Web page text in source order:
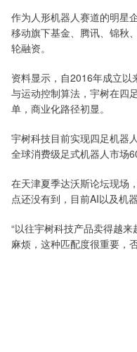
作为人形机器人赛道的明星
移动旗下基金、腾讯、锦秋
轮融资。
资料显示，自2016年成立
与运动控制算法，宇树在四
单，商业化路径初显。
宇树科技目前实现四足机器
全球消费级足式机器人市场
在天津夏季达沃斯论坛现场
点还没有到，目前AI以及机
“以往宇树科技产品卖得越
麻烦，这种匹配度很重要，